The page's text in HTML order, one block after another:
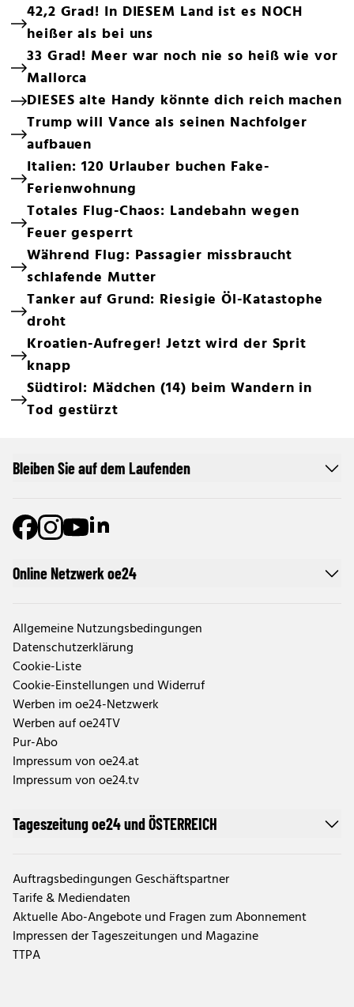
42,2 Grad! In DIESEM Land ist es NOCH
heißer als bei uns
33 Grad! Meer war noch nie so heiß wie vor
Mallorca
DIESES alte Handy könnte dich reich machen
Trump will Vance als seinen Nachfolger
aufbauen
Italien: 120 Urlauber buchen Fake-
Ferienwohnung
Totales Flug-Chaos: Landebahn wegen
Feuer gesperrt
Während Flug: Passagier missbraucht
schlafende Mutter
Tanker auf Grund: Riesigie Öl-Katastophe
droht
Kroatien-Aufreger! Jetzt wird der Sprit
knapp
Südtirol: Mädchen (14) beim Wandern in
Tod gestürzt
Online Netzwerk oe24
Allgemeine Nutzungsbedingungen
Datenschutzerklärung
Cookie-Liste
Cookie-Einstellungen und Widerruf
Werben im oe24-Netzwerk
Werben auf oe24TV
Pur-Abo
Impressum von oe24.at
Impressum von oe24.tv
Tageszeitung oe24 und ÖSTERREICH
Auftragsbedingungen Geschäftspartner
Tarife & Mediendaten
Aktuelle Abo-Angebote und Fragen zum Abonnement
Impressen der Tageszeitungen und Magazine
TTPA
Bleiben Sie auf dem Laufenden